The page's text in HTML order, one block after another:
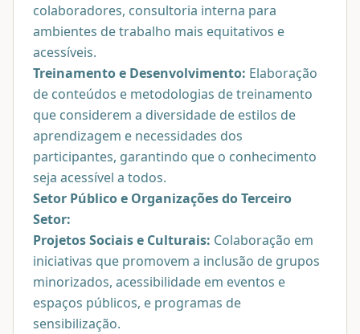
colaboradores, consultoria interna para
ambientes de trabalho mais equitativos e
acessíveis.
Treinamento e Desenvolvimento: Elaboração
de conteúdos e metodologias de treinamento
que considerem a diversidade de estilos de
aprendizagem e necessidades dos
participantes, garantindo que o conhecimento
seja acessível a todos.
Setor Público e Organizações do Terceiro
Setor:
Projetos Sociais e Culturais: Colaboração em
iniciativas que promovem a inclusão de grupos
minorizados, acessibilidade em eventos e
espaços públicos, e programas de
sensibilização.